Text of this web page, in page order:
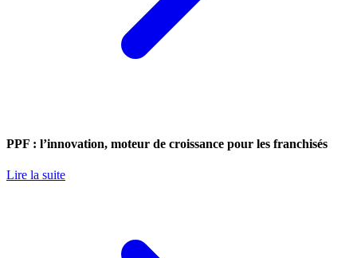
PPF : l’innovation, moteur de croissance pour les franchisés
Lire la suite